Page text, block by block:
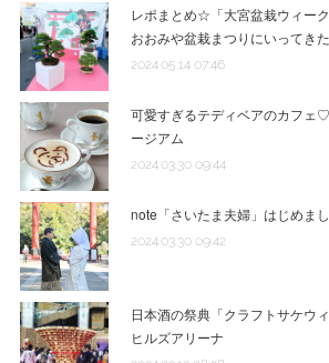
レポまとめ☆「大宮盆栽ウィー
おおみや盆栽まつりにいってきた
2024.05.14 07:46
可愛すぎるテディベアのカフェ
ージアム
2024.03.30 09:44
note「さいたま夫婦」はじめま
2024.03.30 09:42
日本酒の祭典「クラフトサケウ
ヒルズアリーナ